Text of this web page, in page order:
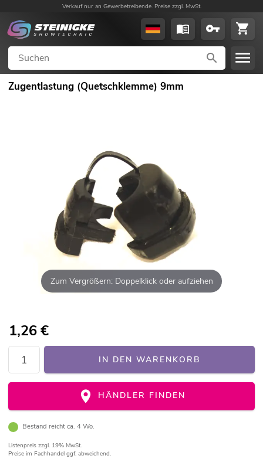
Verkauf nur an Gewerbetreibende. Preise zzgl. MwSt.
Zugentlastung (Quetschklemme) 9mm
Zum Vergrößern: Doppelklick oder aufziehen
1,26€
IN DEN WARENKORB
HÄNDLER FINDEN
Bestand reicht ca. 4 Wo.
Listenpreis zzgl. 19% MwSt.
Preise im Fachhandel ggf. abweichend.